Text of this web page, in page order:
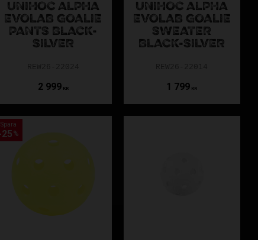
UNIHOC ALPHA
EVOLAB GOALIE
PANTS BLACK-
SILVER
2 999KR
UNIHOC ALPHA
EVOLAB GOALIE
SWEATER
BLACK-SILVER
1 799 KR
Spara
25 %